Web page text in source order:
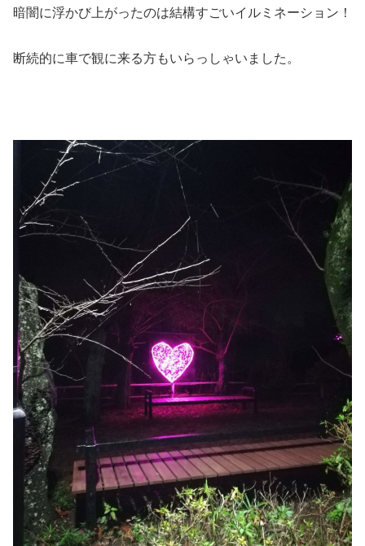
暗闇に浮かび上がったのは結構すごいイルミネーション！
断続的に車で観に来る方もいらっしゃいました。